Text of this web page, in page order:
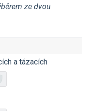
ze dvou
a tázacích